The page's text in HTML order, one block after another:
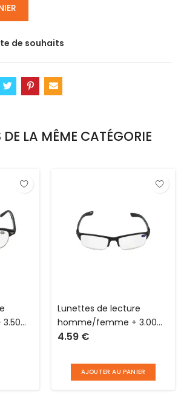
de souhaits
DE LA MÊME CATÉGORIE
Lunettes de lecture
homme/femme + 3.00
aux normes CE
4.59 €
AJOUTER AU PANIER